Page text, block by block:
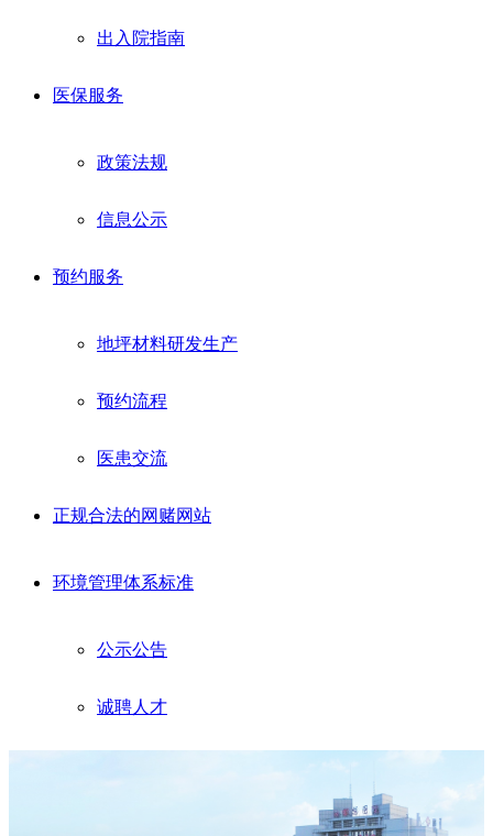
出入院指南
医保服务
政策法规
信息公示
预约服务
地坪材料研发生产
预约流程
医患交流
正规合法的网赌网站
环境管理体系标准
公示公告
诚聘人才